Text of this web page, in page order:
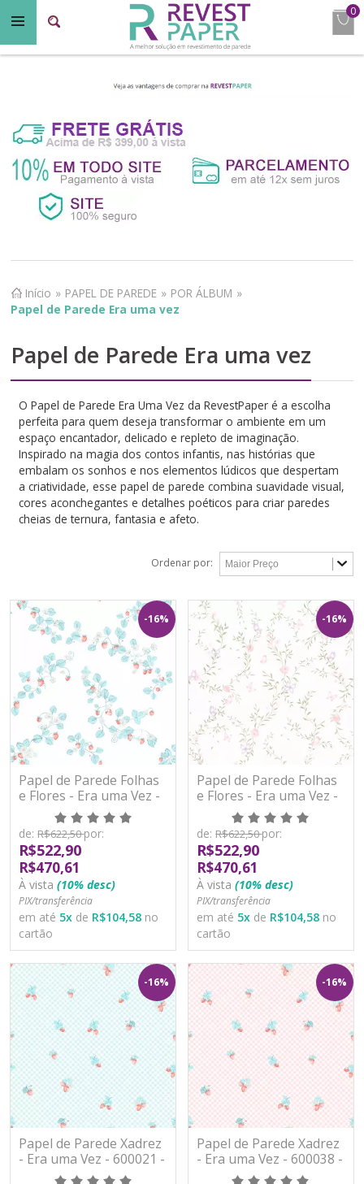
0
Início » PAPEL DE PAREDE » POR ÁLBUM »
Papel de Parede Era uma vez
Papel de Parede Era uma vez
O Papel de Parede Era Uma Vez da RevestPaper é a escolha
perfeita para quem deseja transformar o ambiente em um
espaço encantador, delicado e repleto de imaginação.
Inspirado na magia dos contos infantis, nas histórias que
embalam os sonhos e nos elementos lúdicos que despertam
a criatividade, esse papel de parede combina suavidade visual,
cores aconchegantes e detalhes poéticos para criar paredes
cheias de ternura, fantasia e afeto.
Ordenar por:
-16%
Papel de Parede Folhas
e Flores - Era uma Vez -
600007 - Vinílico
de: R$622,50por:
R$522,90
R$470,61
À vista (10% desc)
PIX/transferência
em até 5x de R$104,58 no
cartão
-16%
Papel de Parede Folhas
e Flores - Era uma Vez -
600014 - Vinílico
de: R$622,50por:
R$522,90
R$470,61
À vista (10% desc)
PIX/transferência
em até 5x de R$104,58 no
cartão
-16%
Papel de Parede Xadrez
- Era uma Vez - 600021 -
Vinílico
-16%
Papel de Parede Xadrez
- Era uma Vez - 600038 -
Vinílico